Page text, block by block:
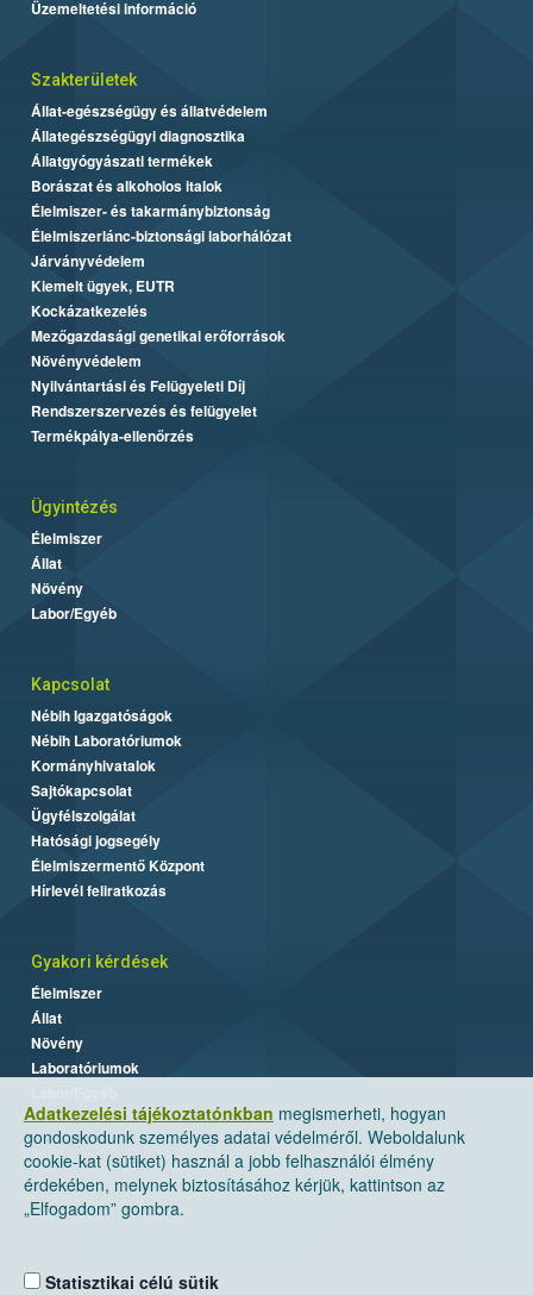
Adatkezelési tájékoztatónkban megismerheti, hogyan
gondoskodunk személyes adatai védelméről. Weboldalunk
cookie-kat (sütiket) használ a jobb felhasználói élmény
érdekében, melynek biztosításához kérjük, kattintson az
„Elfogadom” gombra.
Statisztikai célú sütik
Üzemeltetési információ
Szakterületek
Állat-egészségügy és állatvédelem
Állategészségügyi diagnosztika
Állatgyógyászati termékek
Borászat és alkoholos italok
Élelmiszer- és takarmánybiztonság
Élelmiszerlánc-biztonsági laborhálózat
Járványvédelem
Kiemelt ügyek, EUTR
Kockázatkezelés
Mezőgazdasági genetikai erőforrások
Növényvédelem
Nyilvántartási és Felügyeleti Díj
Rendszerszervezés és felügyelet
Termékpálya-ellenőrzés
Ügyintézés
Élelmiszer
Állat
Növény
Labor/Egyéb
Kapcsolat
Nébih Igazgatóságok
Nébih Laboratóriumok
Kormányhivatalok
Sajtókapcsolat
Ügyfélszolgálat
Hatósági jogsegély
Élelmiszermentő Központ
Hírlevél feliratkozás
Gyakori kérdések
Élelmiszer
Állat
Növény
Laboratóriumok